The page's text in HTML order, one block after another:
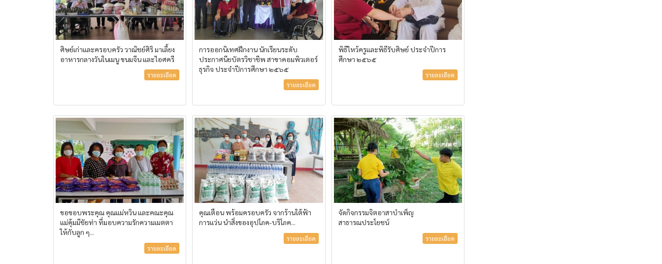
ศิษย์เก่าและครอบครัว วาณิชย์ศิริ มาเลี้ยง
อาหารกลางวันในเมนู ขนมจีน และไอศครี
รายละเอียด
การออกนิเทศฝึกงาน นักเรียนระดับ
ประกาศนียบัตรวิชาชีพ สาขาคอมพิวเตอร์
ธุรกิจ ประจำปีการศึกษา ๒๕๖๕
รายละเอียด
พิธีไหว้ครูและพิธีรับศิษย์ ประจำปีการ
ศึกษา ๒๕๖๕
รายละเอียด
ขอขอบพระคุณ คุณแม่หวิน และคณะคุณ
แม่คุ้มมีชัยท่า ที่มอบความรักความเมตตา
ให้กับลูก ๆ...
รายละเอียด
คุณเตือน พร้อมครอบครัว จากร้านใต้ฟ้า
การแว่น นำสิ่งของอุปโภค-บริโภค...
รายละเอียด
จัดกิจกรรมจิตอาสาบำเพ็ญ
สาธารณประโยชน์
รายละเอียด